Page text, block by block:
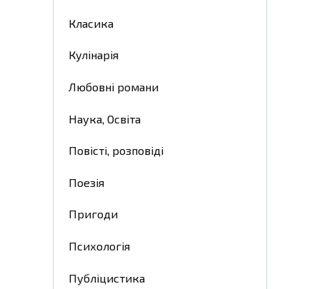
Класика
Кулінарія
Любовні романи
Наука, Освіта
Повісті, розповіді
Поезія
Пригоди
Психологія
Публіцистика